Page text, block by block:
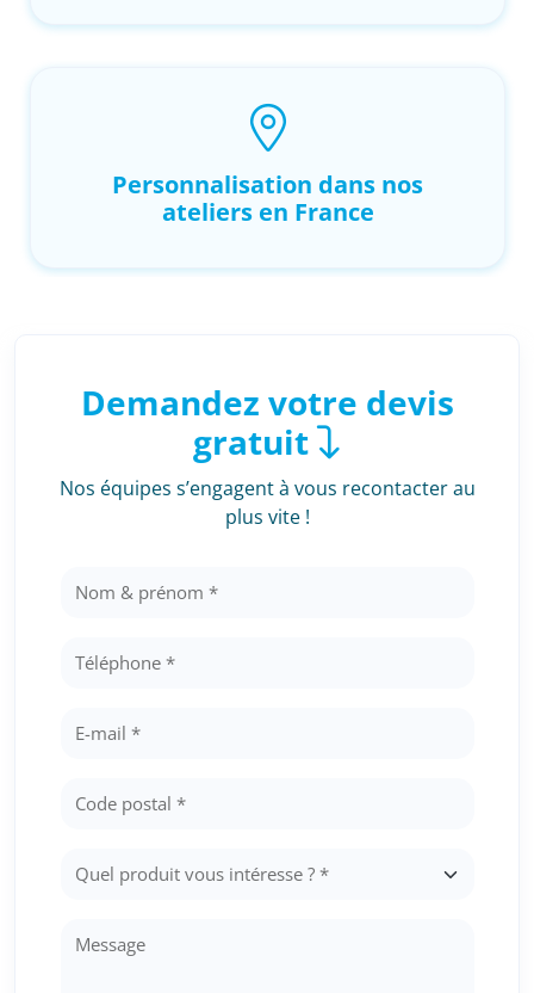
Personnalisation dans nos
ateliers en France
Demandez votre devis
gratuit
Nos équipes s’engagent à vous recontacter au
plus vite !